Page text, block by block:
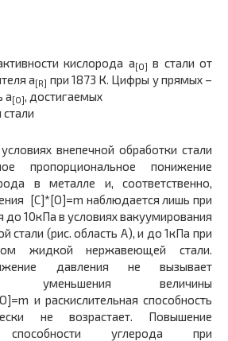
кислорода a[O] в стали от
a[R] при 1873 К. Цифры у прямых –
a[O], достигаемых
внепечной обработки стали
пропорциональное понижение
в металле и, соответственно,
[С]*[О]=m наблюдается лишь при
10кПа в условиях вакуумирования
стали (рис. область А), и до 1кПа при
жидкой нержавеющей стали.
давления не вызывает
уменьшения величины
и раскислительная способность
не возрастает. Повышение
способности углерода при